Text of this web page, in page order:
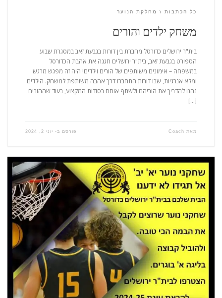
כל הכתבות מחלקת הנוער
משחק ילדים והורים
בית"ר ירושלים כדורסל מחברת בין דורות בגבעת זאב במסגרת שבוע
הספורט בגבעת זאב, בית"ר ירושלים חגגה את אהבת הכדורסל
במשפחה – אימונים משותפים של הורים וילדים! ‍‍‍היה זה מפגש מרגש
ומלא אנרגיות, שבו דורות התחברו דרך אהבה משותפת למשחק. הילדים
נהנו להדריך את הוריהם ולשתף אותם בסודות המקצוע, בעוד שההורים
[…]
מאת Coach פורסם ב- יוני 2, 2024